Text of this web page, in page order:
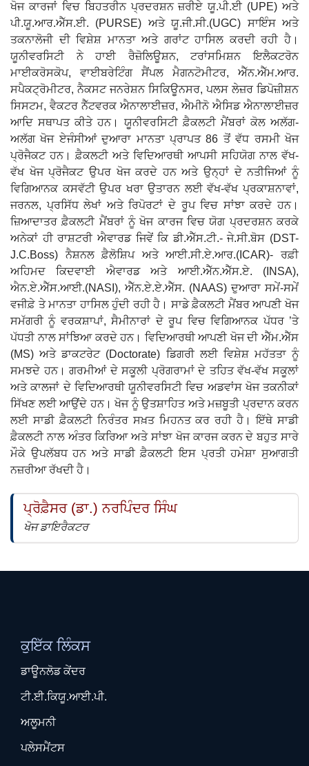
ਖੋਜ ਕਾਰਜਾਂ ਵਿਚ ਬਿਹਤਰੀਨ ਪ੍ਰਦਰਸ਼ਨ ਜ਼ਰੀਏ ਯੂ.ਪੀ.ਈ (UPE) ਅਤੇ
ਪੀ.ਯੂ.ਆਰ.ਐੱਸ.ਈ. (PURSE) ਅਤੇ ਯੂ.ਜੀ.ਸੀ.(UGC) ਸਾਇੰਸ ਅਤੇ
ਤਕਨਾਲੋਜੀ ਦੀ ਵਿਸ਼ੇਸ਼ ਮਾਨਤਾ ਅਤੇ ਗਰਾਂਟ ਹਾਸਿਲ ਕਰਦੀ ਰਹੀ ਹੈ।
ਯੂਨੀਵਰਸਿਟੀ ਨੇ ਹਾਈ ਰੈਜ਼ੋਲਿਊਸ਼ਨ, ਟਰਾਂਸਮਿਸ਼ਨ ਇਲੈਕਟਰੋਨ
ਮਾਈਕਰੋਸਕੋਪ, ਵਾਈਬਰੇਟਿੰਗ ਸੈਂਪਲ ਮੈਗਨਟੋਮੀਟਰ, ਐੱਨ.ਐੱਮ.ਆਰ.
ਸਪੈਕਟ੍ਰੋਮੀਟਰ, ਨੈਕਸਟ ਜਨਰੇਸ਼ਨ ਸਿਕਿਊਨਸਰ, ਪਲਸ ਲੇਜ਼ਰ ਡਿਪੋਜ਼ੀਸ਼ਨ
ਸਿਸਟਮ, ਵੈਕਟਰ ਨੈੱਟਵਰਕ ਐਨਾਲਾਈਜ਼ਰ, ਐਮੀਨੋ ਐਸਿਡ ਐਨਾਲਾਈਜ਼ਰ
ਆਦਿ ਸਥਾਪਤ ਕੀਤੇ ਹਨ। ਯੂਨੀਵਰਸਿਟੀ ਫ਼ੈਕਲਟੀ ਮੈਂਬਰਾਂ ਕੋਲ ਅਲੱਗ-
ਅਲੱਗ ਖੋਜ ਏਜੰਸੀਆਂ ਦੁਆਰਾ ਮਾਨਤਾ ਪ੍ਰਾਪਤ 86 ਤੋਂ ਵੱਧ ਰਸਮੀ ਖੋਜ
ਪ੍ਰੋਜੈਕਟ ਹਨ। ਫ਼ੈਕਲਟੀ ਅਤੇ ਵਿਦਿਆਰਥੀ ਆਪਸੀ ਸਹਿਯੋਗ ਨਾਲ ਵੱਖ-
ਵੱਖ ਖੋਜ ਪ੍ਰੋਜੈਕਟ ਉਪਰ ਖੋਜ ਕਰਦੇ ਹਨ ਅਤੇ ਉਨ੍ਹਾਂ ਦੇ ਨਤੀਜਿਆਂ ਨੂੰ
ਵਿਗਿਆਨਕ ਕਸਵੱਟੀ ਉਪਰ ਖਰਾ ਉਤਾਰਨ ਲਈ ਵੱਖ-ਵੱਖ ਪ੍ਰਕਾਸ਼ਨਾਵਾਂ,
ਜਰਨਲ, ਪ੍ਰਸਿੱਧ ਲੇਖਾਂ ਅਤੇ ਰਿਪੋਰਟਾਂ ਦੇ ਰੂਪ ਵਿਚ ਸਾਂਝਾ ਕਰਦੇ ਹਨ।
ਜ਼ਿਆਦਾਤਰ ਫ਼ੈਕਲਟੀ ਮੈਂਬਰਾਂ ਨੂੰ ਖੋਜ ਕਾਰਜ ਵਿਚ ਯੋਗ ਪ੍ਰਦਰਸ਼ਨ ਕਰਕੇ
ਅਨੇਕਾਂ ਹੀ ਰਾਸ਼ਟਰੀ ਐਵਾਰਡ ਜਿਵੇਂ ਕਿ ਡੀ.ਐੱਸ.ਟੀ.- ਜੇ.ਸੀ.ਬੋਸ (DST-
J.C.Boss) ਨੈਸ਼ਨਲ ਫ਼ੈਲੋਸ਼ਿਪ ਅਤੇ ਆਈ.ਸੀ.ਏ.ਆਰ.(ICAR)- ਰਫ਼ੀ
ਅਹਿਮਦ ਕਿਦਵਾਈ ਐਵਾਰਡ ਅਤੇ ਆਈ.ਐੱਨ.ਐੱਸ.ਏ. (INSA),
ਐਨ.ਏ.ਐੱਸ.ਆਈ.(NASI), ਐੱਨ.ਏ.ਏ.ਐੱਸ. (NAAS) ਦੁਆਰਾ ਸਮੇਂ-ਸਮੇਂ
ਵਜੀਫ਼ੇ ਤੇ ਮਾਨਤਾ ਹਾਸਿਲ ਹੁੰਦੀ ਰਹੀ ਹੈ। ਸਾਡੇ ਫ਼ੈਕਲਟੀ ਮੈਂਬਰ ਆਪਣੀ ਖੋਜ
ਸਮੱਗਰੀ ਨੂੰ ਵਰਕਸ਼ਾਪਾਂ, ਸੈਮੀਨਾਰਾਂ ਦੇ ਰੂਪ ਵਿਚ ਵਿਗਿਆਨਕ ਪੱਧਰ ’ਤੇ
ਪੱਧਤੀ ਨਾਲ ਸਾਂਝਿਆ ਕਰਦੇ ਹਨ। ਵਿਦਿਆਰਥੀ ਆਪਣੀ ਖੋਜ ਦੀ ਐੱਮ.ਐੱਸ
(MS) ਅਤੇ ਡਾਕਟਰੇਟ (Doctorate) ਡਿਗਰੀ ਲਈ ਵਿਸ਼ੇਸ਼ ਮਹੱਤਤਾ ਨੂੰ
ਸਮਝਦੇ ਹਨ। ਗਰਮੀਆਂ ਦੇ ਸਕੂਲੀ ਪ੍ਰੋਗਰਾਮਾਂ ਦੇ ਤਹਿਤ ਵੱਖ-ਵੱਖ ਸਕੂਲਾਂ
ਅਤੇ ਕਾਲਜਾਂ ਦੇ ਵਿਦਿਆਰਥੀ ਯੂਨੀਵਰਸਿਟੀ ਵਿਚ ਅਡਵਾਂਸ ਖੋਜ ਤਕਨੀਕਾਂ
ਸਿੱਖਣ ਲਈ ਆਉਂਦੇ ਹਨ। ਖੋਜ ਨੂੰ ਉਤਸ਼ਾਹਿਤ ਅਤੇ ਮਜ਼ਬੂਤੀ ਪ੍ਰਦਾਨ ਕਰਨ
ਲਈ ਸਾਡੀ ਫ਼ੈਕਲਟੀ ਨਿਰੰਤਰ ਸਖ਼ਤ ਮਿਹਨਤ ਕਰ ਰਹੀ ਹੈ। ਇੱਥੇ ਸਾਡੀ
ਫ਼ੈਕਲਟੀ ਨਾਲ ਅੰਤਰ ਕਿਰਿਆ ਅਤੇ ਸਾਂਝਾ ਖੋਜ ਕਾਰਜ ਕਰਨ ਦੇ ਬਹੁਤ ਸਾਰੇ
ਮੌਕੇ ਉਪਲੱਬਧ ਹਨ ਅਤੇ ਸਾਡੀ ਫ਼ੈਕਲਟੀ ਇਸ ਪ੍ਰਤੀ ਹਮੇਸ਼ਾ ਸੁਆਗਤੀ
ਨਜ਼ਰੀਆ ਰੱਖਦੀ ਹੈ।
ਪ੍ਰੋਫ਼ੈਸਰ (ਡਾ.) ਨਰਪਿੰਦਰ ਸਿੰਘ
ਖੋਜ ਡਾਇਰੈਕਟਰ
ਕੁਇੱਕ ਲਿੰਕਸ
ਡਾਊਨਲੋਡ ਕੇਂਦਰ
ਟੀ.ਈ.ਕਿਯੂ.ਆਈ.ਪੀ.
ਅਲੂਮਨੀ
ਪਲੇਸਮੈਂਟਸ